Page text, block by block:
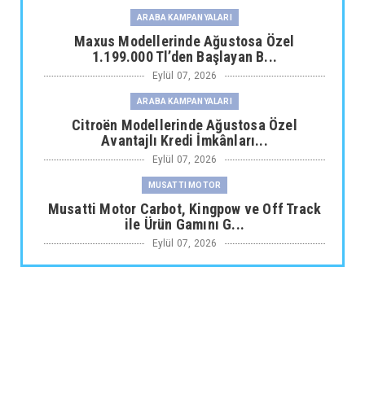
ARABA KAMPANYALARI
Maxus Modellerinde Ağustosa Özel
1.199.000 Tl’den Başlayan B...
Eylül 07, 2026
ARABA KAMPANYALARI
Citroën Modellerinde Ağustosa Özel
Avantajlı Kredi İmkânları...
Eylül 07, 2026
MUSATTI MOTOR
Musatti Motor Carbot, Kingpow ve Off Track
ile Ürün Gamını G...
Eylül 07, 2026
NİSSAN